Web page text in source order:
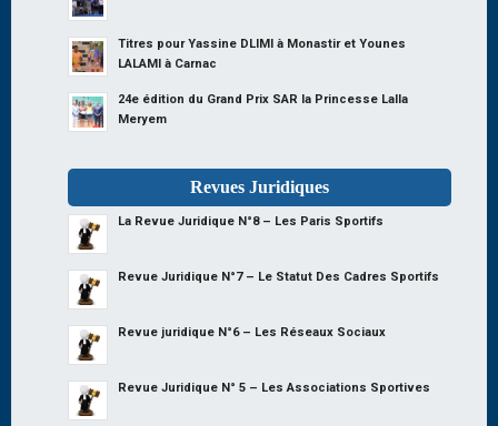
Titres pour Yassine DLIMI à Monastir et Younes
LALAMI à Carnac
24e édition du Grand Prix SAR la Princesse Lalla
Meryem
Revues Juridiques
La Revue Juridique N°8 – Les Paris Sportifs
Revue Juridique N°7 – Le Statut Des Cadres Sportifs
Revue juridique N°6 – Les Réseaux Sociaux
Revue Juridique N° 5 – Les Associations Sportives